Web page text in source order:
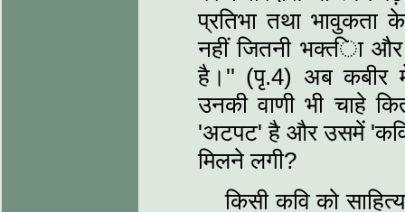
प्रतिभा तथा
नहीं जितनी भक्त्‍िा
है।'' (पृ.4) अब कबीर
उनकी वाणी भी चाहे
'अटपट' है और उसमें
मिलने लगी?
किसी कवि को